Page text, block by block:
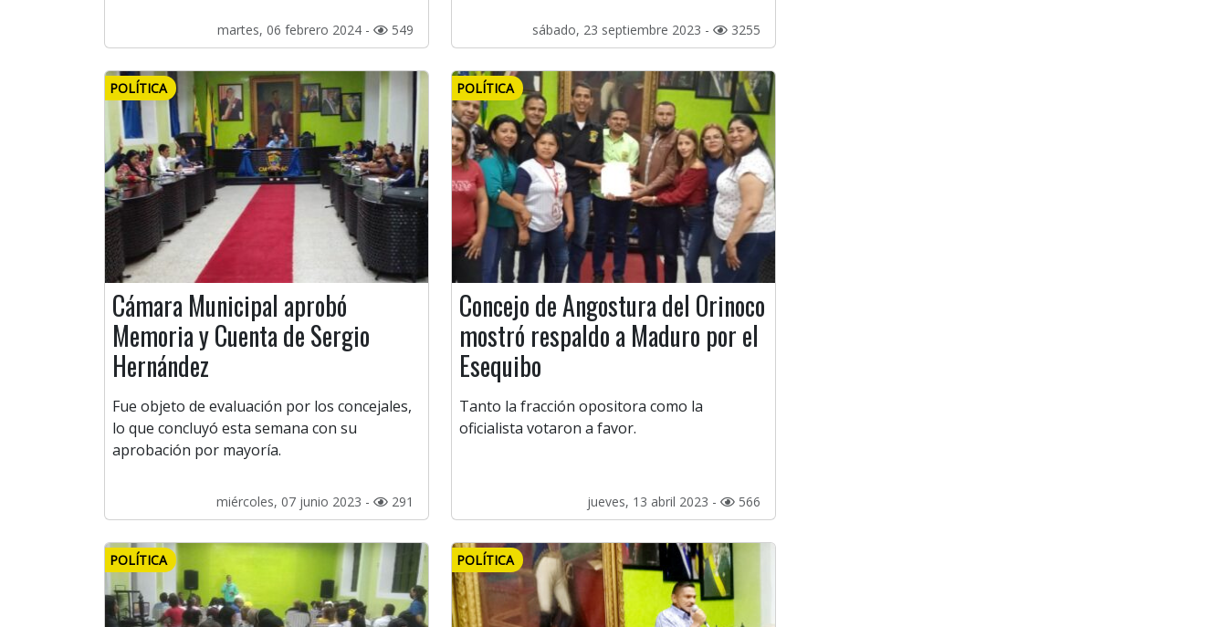
martes, 06 febrero 2024 - 549 sábado, 23 septiembre 2023 - 3255
POLÍTICA
Cámara Municipal aprobó
Memoria y Cuenta de Sergio
Hernández
Fue objeto de evaluación por los concejales,
lo que concluyó esta semana con su
aprobación por mayoría.
miércoles, 07 junio 2023 - 291
POLÍTICA
Concejo de Angostura del Orinoco
mostró respaldo a Maduro por el
Esequibo
Tanto la fracción opositora como la
oficialista votaron a favor.
jueves, 13 abril 2023 - 566
POLÍTICA POLÍTICA